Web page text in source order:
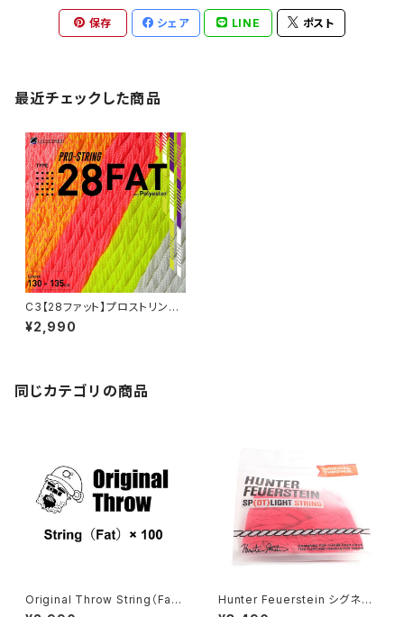
保存 シェア LINE ポスト
最近チェックした商品
C3【28ファット】プロストリング
（イエロー） x 50
¥2,990
同じカテゴリの商品
Original Throw String（Fat）
× 100
Hunter Feuerstein シグネチ
ャーストリング（ピンク） x 100